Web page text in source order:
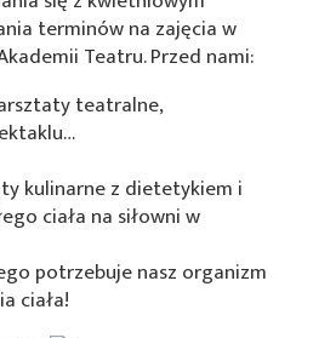
terminów na zajęcia w
Teatru. Przed nami:
teatralne,
kulinarne z dietetykiem i
ciała na siłowni w
potrzebuje nasz organizm
ciała!